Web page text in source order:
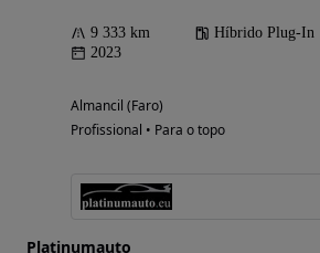
9 333 km Híbrido Plug-In
2023
Almancil (Faro)
Profissional • Para o topo
Platinumauto